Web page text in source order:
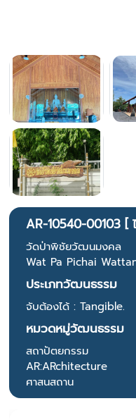
AR-10540-00103 [
วัดป่าพิชัยวัฒนมงคล
Wat Pa Pichai
ประเภทวัฒนธรรม
จับต้องได้ : Tangible.
หมวดหมู่วัฒนธรรม
สถาปัตยกรรม
AR:ARchitecture
ศาสนสถาน